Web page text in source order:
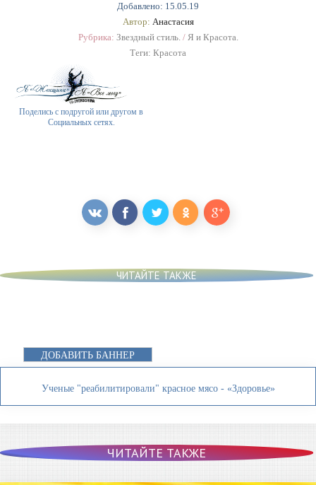
Добавлено: 15.05.19
Автор: Анастасия
Рубрика: Звездный стиль./ Я и Красота.
Теги: Красота
Поделись с подругой или другом в
Социальных сетях.
ЧИТАЙТЕ ТАКЖЕ
ДОБАВИТЬ БАННЕР
Ученые "реабилитировали" красное мясо - «Здоровье»
ЧИТАЙТЕ ТАКЖЕ